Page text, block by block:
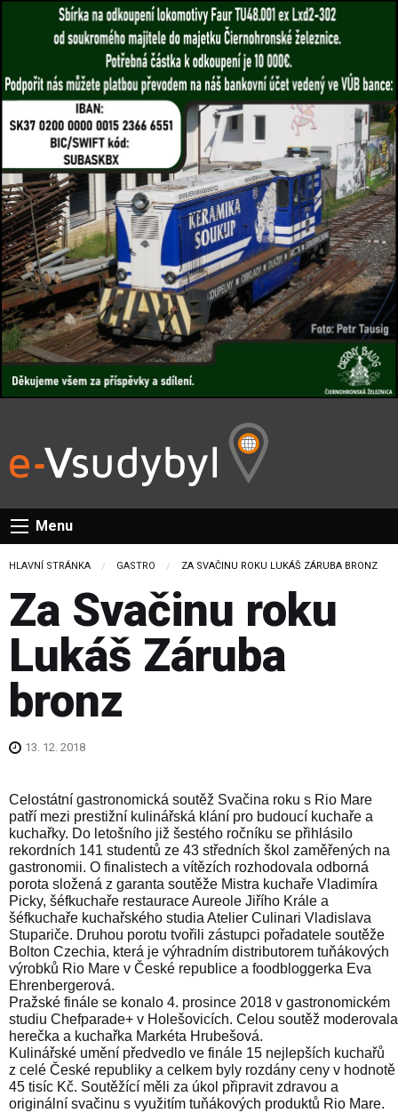
Menu
HLAVNÍ STRÁNKA GASTRO CURRENT:
ZA SVAČINU ROKU LUKÁŠ ZÁRUBA BRONZ
Za Svačinu roku
Lukáš Záruba
bronz
13. 12. 2018
Celostátní gastronomická soutěž Svačina roku s Rio Mare
patří mezi prestižní kulinářská klání pro budoucí kuchaře a
kuchařky. Do letošního již šestého ročníku se přihlásilo
rekordních 141 studentů ze 43 středních škol zaměřených na
gastronomii. O finalistech a vítězích rozhodovala odborná
porota složená z garanta soutěže Mistra kuchaře Vladimíra
Picky, šéfkuchaře restaurace Aureole Jiřího Krále a
šéfkuchaře kuchařského studia Atelier Culinari Vladislava
Stupariče. Druhou porotu tvořili zástupci pořadatele soutěže
Bolton Czechia, která je výhradním distributorem tuňákových
výrobků Rio Mare v České republice a foodbloggerka Eva
Ehrenbergerová.
Pražské finále se konalo 4. prosince 2018 v gastronomickém
studiu Chefparade+ v Holešovicích. Celou soutěž moderovala
herečka a kuchařka Markéta Hrubešová.
Kulinářské umění předvedlo ve finále 15 nejlepších kuchařů
z celé České republiky a celkem byly rozdány ceny v hodnotě
45 tisíc Kč. Soutěžící měli za úkol připravit zdravou a
originální svačinu s využitím tuňákových produktů Rio Mare.